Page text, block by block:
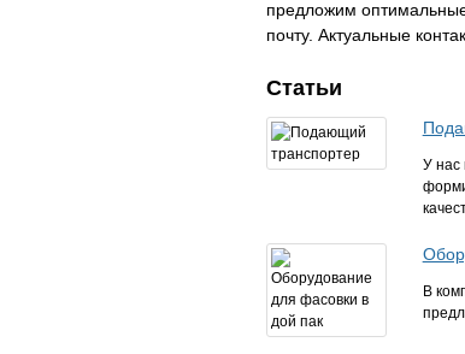
предложим
почту. Актуальные
Статьи
У нас
В